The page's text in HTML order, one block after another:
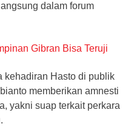
dalam forum
Gibran Bisa Teruji
kehadiran Hasto di publik
memberikan amnesti
yakni suap terkait perkara